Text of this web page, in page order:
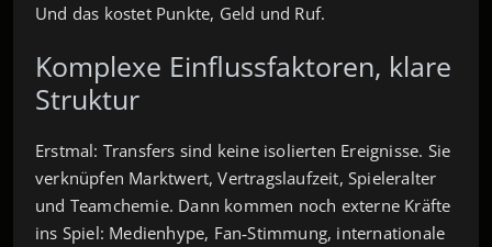
Und das kostet Punkte, Geld und Ruf.
Komplexe Einflussfaktoren, klare
Struktur
Erstmal: Transfers sind keine isolierten Ereignisse. Sie
verknüpfen Marktwert, Vertragslaufzeit, Spieleralter
und Teamchemie. Dann kommen noch externe Kräfte
ins Spiel: Medienhype, Fan‑Stimmung, internationale